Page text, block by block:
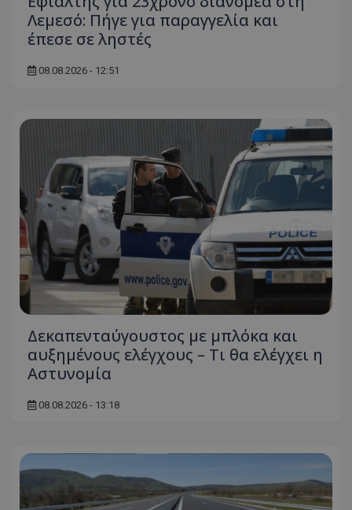
Λεμεσό: Πήγε για παραγγελία και
έπεσε σε ληστές
08.08.2026 - 12:51
Δεκαπενταύγουστος με μπλόκα και
αυξημένους ελέγχους – Τι θα ελέγχει η
Αστυνομία
08.08.2026 - 13:18